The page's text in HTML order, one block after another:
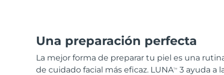
Una preparación perfecta
La mejor forma de preparar tu piel es una
de cuidado facial más eficaz. LUNATM
3 ayuda a